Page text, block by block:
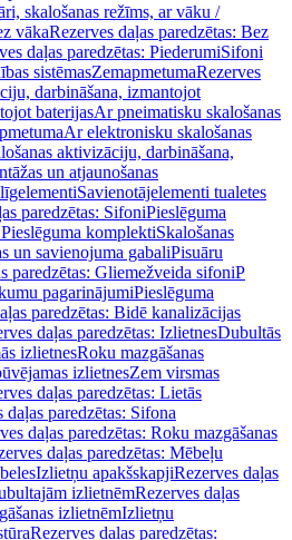
skalošanas režīms, ar vāku /
vākaRezerves daļas paredzētas: Bez
daļas paredzētas: PiederumiSifoni
sistēmasZemapmetumaRezerves
darbināšana, izmantojot
baterijasAr pneimatisku skalošanas
Ar elektronisku skalošanas
aktivizāciju, darbināšana,
un atjaunošanas
Savienotājelementi tualetes
paredzētas: SifoniPieslēguma
komplektiSkalošanas
un savienojuma gabaliPisuāru
paredzētas: Gliemežveida sifoniP
pagarinājumiPieslēguma
paredzētas: Bidē kanalizācijas
daļas paredzētas: IzlietnesDubultās
izlietnesRoku mazgāšanas
izlietnesZem virsmas
daļas paredzētas: Lietās
daļas paredzētas: Sifona
daļas paredzētas: Roku mazgāšanas
daļas paredzētas: Mēbeļu
Izlietņu apakšskapjiRezerves daļas
izlietnēmRezerves daļas
izlietnēmIzlietņu
Rezerves daļas paredzētas: